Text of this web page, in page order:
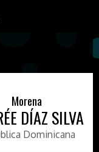
Morena
DÍAZ SILVA
Dominicana